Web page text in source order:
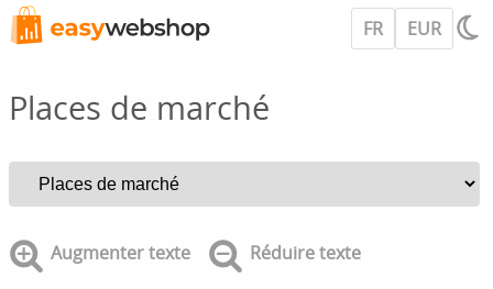
FR EUR
Places de marché
Augmenter texte Réduire texte